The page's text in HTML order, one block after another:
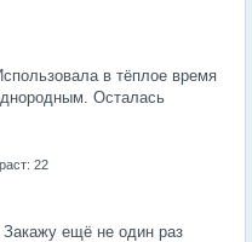
в тёплое время
Осталась
22
Закажу ещё не один раз